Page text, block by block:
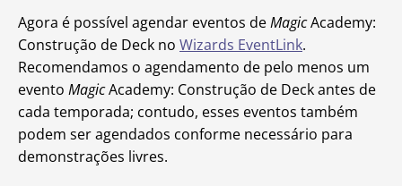
Agora é possível agendar eventos deMagicAcademy:
Construção de Deck no Wizards EventLink.
Recomendamos o agendamento de pelo menos um
evento MagicAcademy: Construção de Deck antes de
cada temporada; contudo, esses eventos também
podem ser agendados conforme necessário para
demonstrações livres.